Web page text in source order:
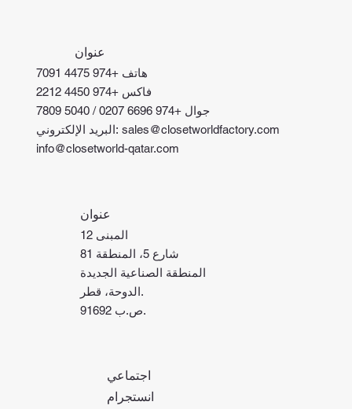
عنوان
المبنى 12
شارع 5، المنطقة 81
المنطقة الصناعية الجديدة
الدوحة، قطر.
ص.ب 91692.
عنوان
هاتف +974 4475 7091
فاكس +974 4450 2212
جوال +974 6696 0207 / 5040 7809
البريد الإلكتروني: sales@closetworldfactory.com
info@closetworld-qatar.com
اجتماعي
انستجرام